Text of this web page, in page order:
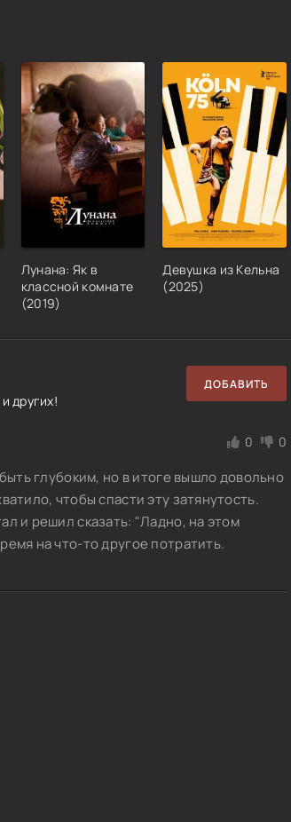
Лунана: Як в
классной комнате
(2019)
Девушка из Кельна
(2025)
других!
ДОБАВИТЬ
0 0
глубоким, но в итоге вышло довольно
чтобы спасти эту затянутость.
и решил сказать: "Ладно, на этом
на что-то другое потратить.